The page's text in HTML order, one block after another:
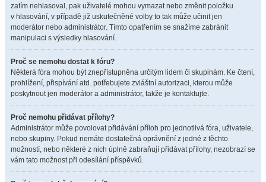
zatím nehlasoval, pak uživatelé mohou vymazat nebo změnit položku
v hlasování, v případě již uskutečněné volby to tak může učinit jen
moderátor nebo administrátor. Tímto opatřením se snažíme zabránit
manipulaci s výsledky hlasování.
Proč se nemohu dostat k fóru?
Některá fóra mohou být znepřístupněna určitým lidem či skupinám. Ke čtení,
prohlížení, přispívání atd. potřebujete zvláštní autorizaci, kterou může
poskytnout jen moderátor a administrátor, takže je kontaktujte.
Proč nemohu přidávat přílohy?
Administrátor může povolovat přidávání příloh pro jednotlivá fóra, uživatele,
nebo skupiny. Pokud nemáte dostatečná oprávnění z jedné z těchto
možností, nebo některé z nich úplně zabraňují přidávat přílohy, nezobrazí se
vám tato možnost při odesílání příspěvků.